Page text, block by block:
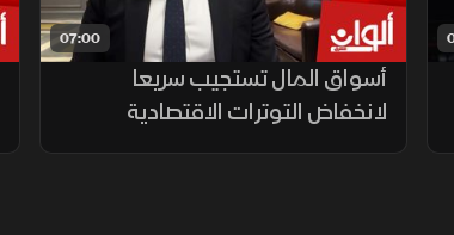
07:00
أسواق المال تستجيب سريعا
لانخفاض التوترات الاقتصادية